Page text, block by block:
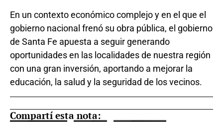
En un contexto económico complejo y en el que el
gobierno nacional frenó su obra pública, el gobierno
de Santa Fe apuesta a seguir generando
oportunidades en las localidades de nuestra región
con una gran inversión, aportando a mejorar la
educación, la salud y la seguridad de los vecinos.
Compartí esta nota: